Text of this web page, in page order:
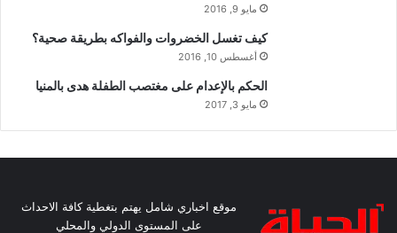
مايو 9, 2016
كيف تغسل الخضروات والفواكه بطريقة صحية؟
أغسطس 10, 2016
الحكم بالإعدام على مغتصب الطفلة هدى بالمنيا
مايو 3, 2017
موقع اخباري شامل يهتم بتغطية كافة الاحداث
على المستوى الدولي والمحلي